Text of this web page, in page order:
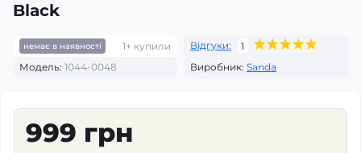
Black
немає в наявності 1+ купили Відгуки:
1
Модель: 1044-0048 Виробник: Sanda
999 грн